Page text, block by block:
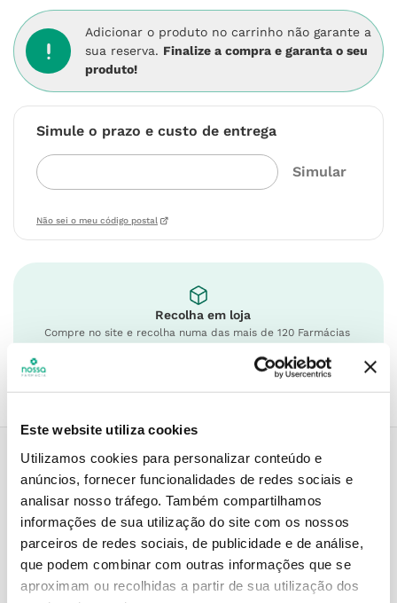
Este website utiliza cookies
Utilizamos cookies para personalizar conteúdo e
anúncios, fornecer funcionalidades de redes sociais e
analisar nosso tráfego. Também compartilhamos
informações de sua utilização do site com os nossos
parceiros de redes sociais, de publicidade e de análise,
que podem combinar com outras informações que se
aproximam ou recolhidas a partir de sua utilização dos
Adicionar o produto no carrinho não garante a
sua reserva. Finalize a compra e garanta o seu
produto!
Simule o prazo e custo de entrega
Não sei o meu código postal
Recolha em loja
Compre no site e recolha numa das mais de 120 Farmácias
Descrição do Produto
Modo de utilização